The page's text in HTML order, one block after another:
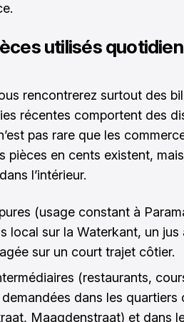
utilisés
rencontrerez surtout des
récentes comportent des
pas rare que les
pièces en cents existent,
l’intérieur.
(usage constant à
local sur la Waterkant, un
sur un court trajet côtier.
(restaurants,
dans les quartiers
Maagdenstraat) et dans